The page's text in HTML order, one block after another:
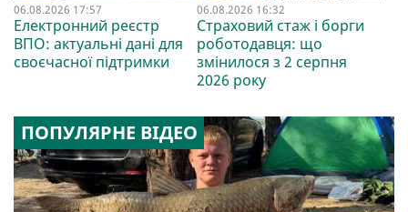
06.08.2026 17:57
Електронний реєстр
ВПО: актуальні дані для
своєчасної підтримки
06.08.2026 16:32
Страховий стаж і борги
роботодавця: що
змінилося з 2 серпня
2026 року
ПОПУЛЯРНЕ ВІДЕО